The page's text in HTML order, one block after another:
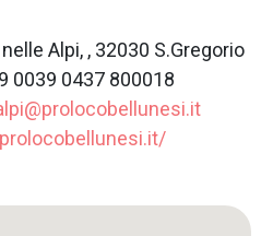
Alpi, , 32030 S.Gregorio
0039 0437 800018